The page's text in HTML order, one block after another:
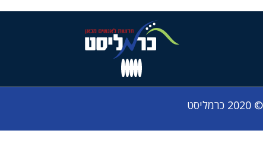
© 2020 כרמליסט